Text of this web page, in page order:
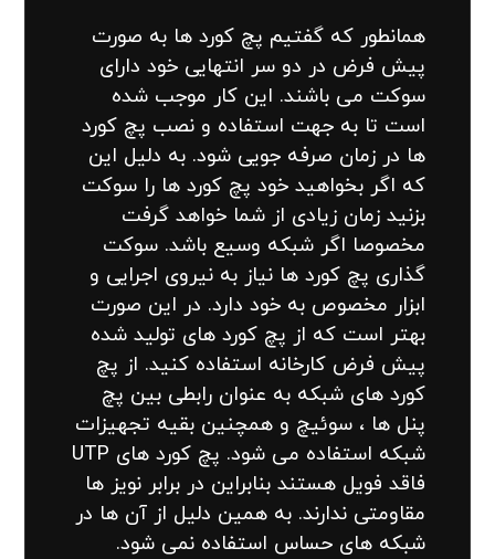
همانطور که گفتیم پچ کورد ها به صورت
پیش فرض در دو سر انتهایی خود دارای
سوکت می باشند. این کار موجب شده
است تا به جهت استفاده و نصب پچ کورد
ها در زمان صرفه جویی شود. به دلیل این
که اگر بخواهید خود پچ کورد ها را سوکت
بزنید زمان زیادی از شما خواهد گرفت
مخصوصا اگر شبکه وسیع باشد. سوکت
گذاری پچ کورد ها نیاز به نیروی اجرایی و
ابزار مخصوص به خود دارد. در این صورت
بهتر است که از پچ کورد های تولید شده
پیش فرض کارخانه استفاده کنید. از پچ
کورد های شبکه به عنوان رابطی بین پچ
پنل ها ، سوئیچ و همچنین بقیه تجهیزات
شبکه استفاده می شود. پچ کورد های UTP
فاقد فویل هستند بنابراین در برابر نویز ها
مقاومتی ندارند. به همین دلیل از آن ها در
شبکه های حساس استفاده نمی شود.